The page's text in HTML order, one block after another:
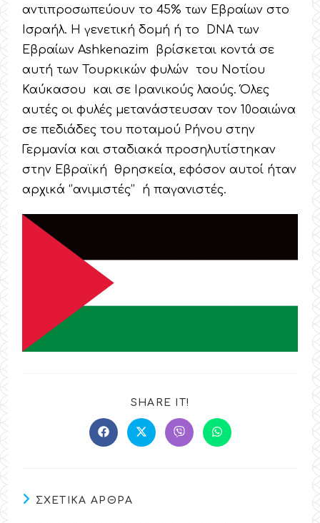
αντιπροσωπεύουν το 45% των Εβραίων στο
Ισραήλ. Η γενετική δομή ή το DNA των
Εβραίων Ashkenazim βρίσκεται κοντά σε
αυτή των Τουρκικών φυλών του Νοτίου
Καύκασου και σε Ιρανικούς λαούς. Όλες
αυτές οι φυλές μετανάστευσαν τον 10οαιώνα
σε πεδιάδες του ποταμού Ρήνου στην
Γερμανία και σταδιακά προσηλυτίστηκαν
στην Εβραϊκή θρησκεία, εφόσον αυτοί ήταν
αρχικά ‘’ανιμιστές’’ ή παγανιστές.
SHARE IT!
THIS
CONTENT
Opens
in
Opens
in
Opens
in
Opens
in
ΣΧΕΤΙΚΑ ΑΡΘΡΑ